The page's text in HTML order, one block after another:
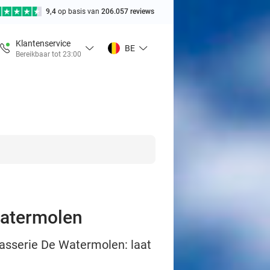
9,4 op basis van 206.057 reviews
Klantenservice
Bereikbaar tot 23:00
BE
De Watermolen: laat